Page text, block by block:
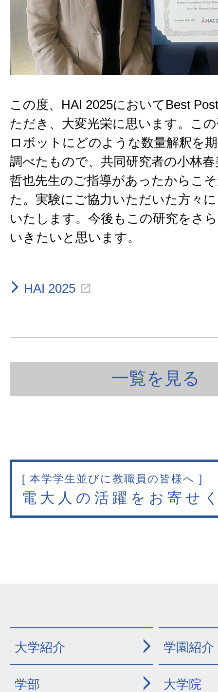
この度、HAI 2025においてBest
ただき、大変光栄に思います。こ
ロボットにどのような数量解釈を
調べたもので、共同研究者の小林
哲也先生のご指導があったからこ
た。実験にご協力いただいた方々
いたします。今後もこの研究をさ
いきたいと思います。
HAI 2025
一覧を見る
[ 本学学生並びに教職員の皆様へ ]
電大人の活躍をお寄せ
大学紹介 学園紹介
学部 大学院